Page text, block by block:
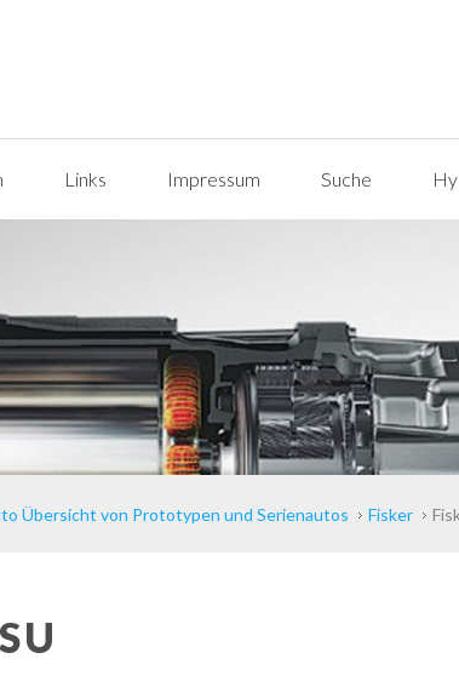
Links Impressum Suche
Übersicht von Prototypen und Serienautos Fisker